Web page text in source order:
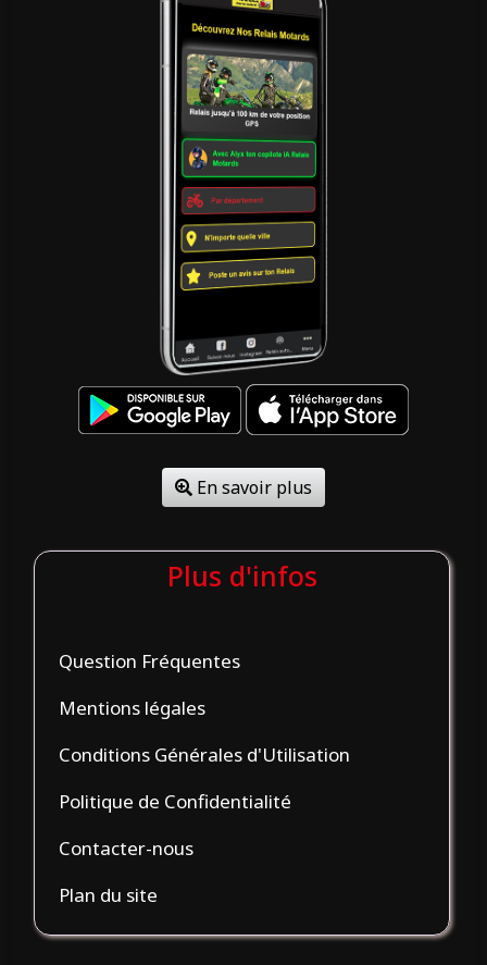
En savoir plus
Plus d'infos
Question Fréquentes
Mentions légales
Conditions Générales d'Utilisation
Politique de Confidentialité
Contacter-nous
Plan du site